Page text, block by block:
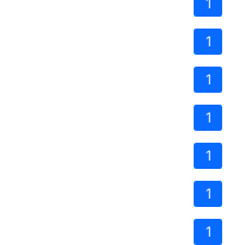
1
1
1
1
1
1
1